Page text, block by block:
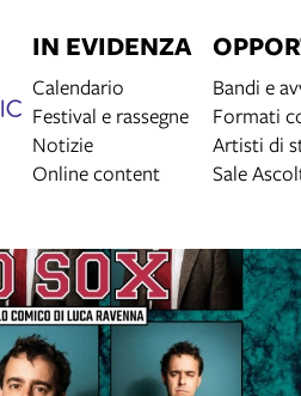
IN EVIDENZA
Calendario
Festival e rassegne
Notizie
Online content
Bandi e
Formati
Artisti di
Sale